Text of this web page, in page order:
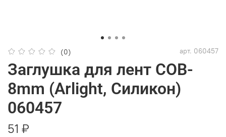
(0) арт. 060457
Заглушка для лент COB-
8mm (Arlight, Силикон)
060457
51 ₽